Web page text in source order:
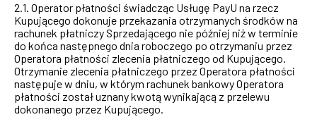
2.1. Operator płatności świadcząc Usługę PayU na rzecz
Kupującego dokonuje przekazania otrzymanych środków na
rachunek płatniczy Sprzedającego nie później niż w terminie
do końca następnego dnia roboczego po otrzymaniu przez
Operatora płatności zlecenia płatniczego od Kupującego.
Otrzymanie zlecenia płatniczego przez Operatora płatności
następuje w dniu, w którym rachunek bankowy Operatora
płatności został uznany kwotą wynikającą z przelewu
dokonanego przez Kupującego.